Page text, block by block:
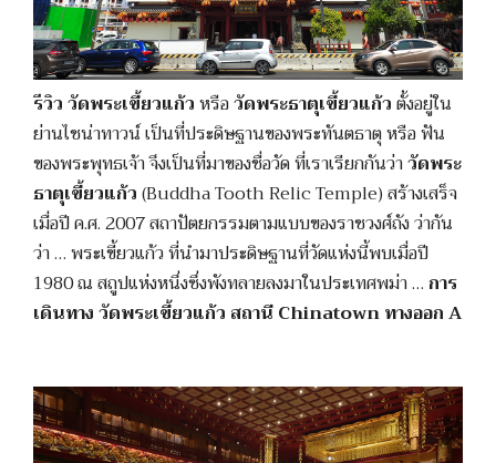
รีวิว วัดพระเขี้ยวแก้วหรือวัดพระธาตุเขี้ยวแก้วตั้งอยู่ใน
ย่านไชน่าทาวน์ เป็นที่ประดิษฐานของพระทันตธาตุ หรือ ฟัน
ของพระพุทธเจ้า จึงเป็นที่มาของชื่อวัด ที่เราเรียกกันว่าวัดพระ
ธาตุเขี้ยวแก้ว(Buddha Tooth Relic Temple) สร้างเสร็จ
เมื่อปี ค.ศ. 2007 สถาปัตยกรรมตามแบบของราชวงศ์ถัง ว่ากัน
ว่า … พระเขี้ยวแก้ว ที่นำมาประดิษฐานที่วัดแห่งนี้พบเมื่อปี
1980 ณ สถูปแห่งหนึ่งซึ่งพังทลายลงมาในประเทศพม่า …การ
เดินทาง วัดพระเขี้ยวแก้ว สถานี Chinatown ทางออก A